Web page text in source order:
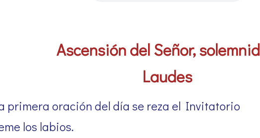
Ascensión del Señor,
Laudes
primera oración del día se reza el Invitatorio
los labios.